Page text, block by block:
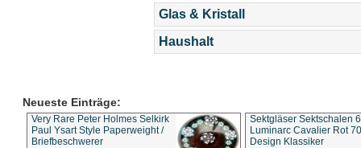
Glas & Kristall
Haushalt
Neueste Einträge:
Very Rare Peter Holmes Selkirk
Paul Ysart Style Paperweight /
Briefbeschwerer
Sektgläser Sektschalen
Luminarc Cavalier Rot
Design Klassiker